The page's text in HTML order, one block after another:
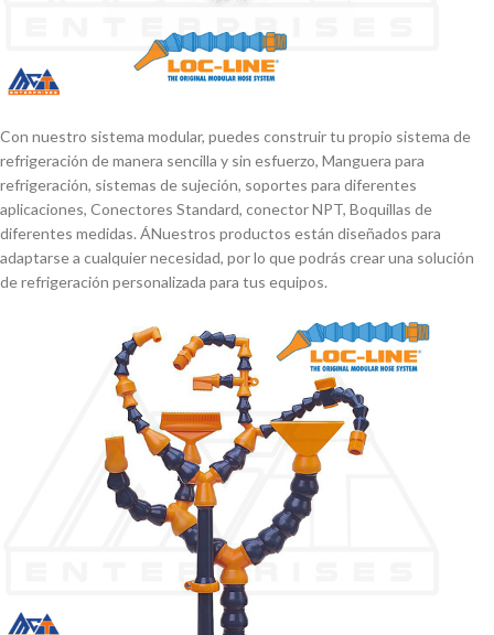
Con nuestro sistema modular, puedes construir tu propio sistema de
refrigeración de manera sencilla y sin esfuerzo, Manguera para
refrigeración, sistemas de sujeción, soportes para diferentes
aplicaciones, Conectores Standard, conector NPT, Boquillas de
diferentes medidas. ÁNuestros productos están diseñados para
adaptarse a cualquier necesidad, por lo que podrás crear una solución
de refrigeración personalizada para tus equipos.